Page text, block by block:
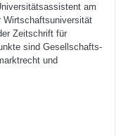
am
Wirtschaftsuniversität
Zeitschrift für
sind Gesellschafts-
und